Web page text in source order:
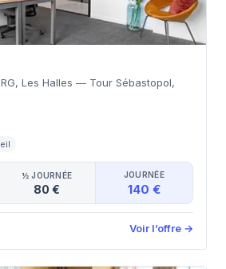
Les Halles — Tour Sébastopol,
½ JOURNÉE
80 €
JOURNÉE
140 €
Voir l’offre →